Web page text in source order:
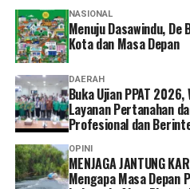
miliar rupiah belum
masyarakat sekitar, Fadli
kawasan budaya
berfokus pada infrastruktur.
‎”Ekosistemnya harus
dipersiapkan. Seperti
untuk pasar UMKMnya jadi
Muarojambi juga harus
NASIONAL
Menuju Dasawindu,
Kota dan Masa Depan
DAERAH
Buka Ujian PPAT
Layanan Pertanahan
Profesional dan
OPINI
MENJAGA JANTUNG
Mengapa Masa Depan